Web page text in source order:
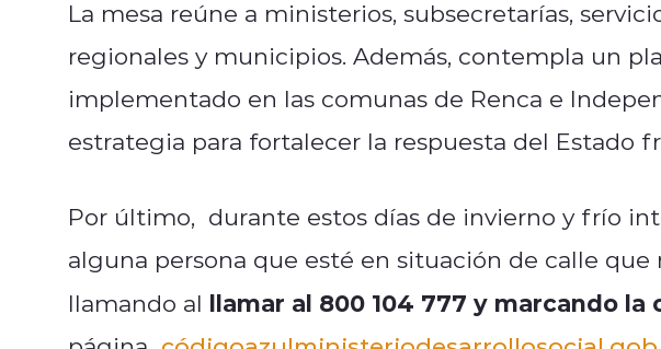
La mesa reúne a ministerios, subsecretarías,
regionales y municipios. Además, contempla un
implementado en las comunas de Renca e
estrategia para fortalecer la respuesta del Estado
Por último, durante estos días de invierno y frío
alguna persona que esté en situación de calle
llamando al llamar al 800 104 777 y marcando la